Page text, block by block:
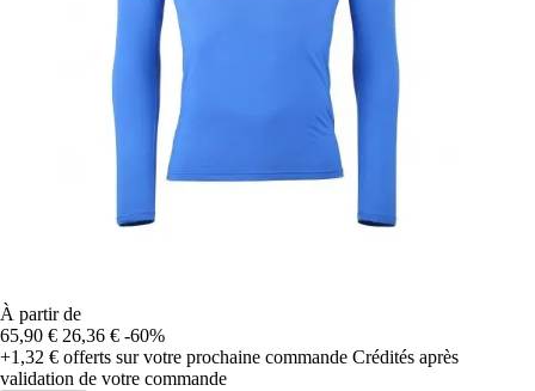
À partir de
65,90 € 26,36 € -60%
+1,32 € offerts sur votre prochaine commande Crédités après
validation de votre commande